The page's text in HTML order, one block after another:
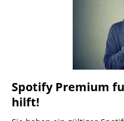
Spotify Premium
hilft!